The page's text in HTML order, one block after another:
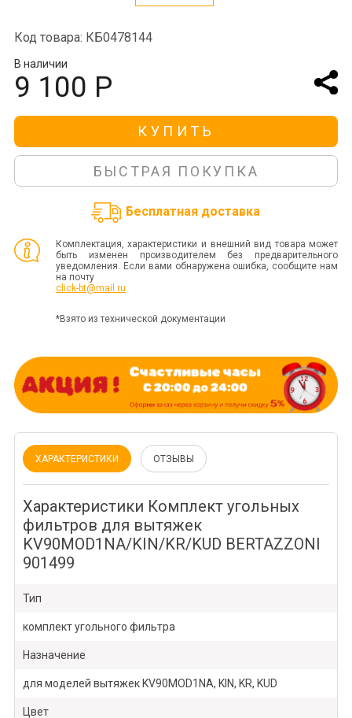
Код товара: КБ0478144
В наличии
9 100 Р
КУПИТЬ
БЫСТРАЯ ПОКУПКА
Бесплатная доставка
Комплектация, характеристики и внешний вид товара может
быть изменен производителем без предварительного
уведомления. Если вами обнаружена ошибка, сообщите нам
на почту
click-bt@mail.ru
*Взято из технической документации
ХАРАКТЕРИСТИКИ ОТЗЫВЫ
Характеристики Комплект угольных
фильтров для вытяжек
KV90MOD1NA/KIN/KR/KUD BERTAZZONI
901499
Тип
комплект угольного фильтра
Назначение
для моделей вытяжек KV90MOD1NA, KIN, KR, KUD
Цвет